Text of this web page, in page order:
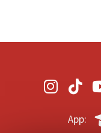
App: